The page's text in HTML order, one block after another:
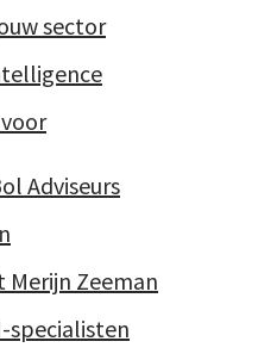
sector
Adviseurs
Merijn Zeeman
specialisten